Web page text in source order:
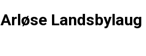
Arløse Landsbylaug